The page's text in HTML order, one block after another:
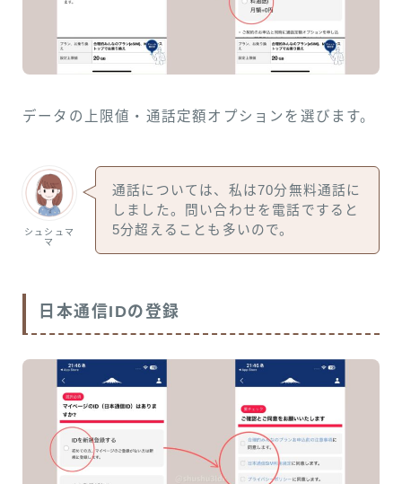
データの上限値・通話定額オプションを選びます。
シュシュマ
マ
通話については、私は70分無料通話に
しました。問い合わせを電話ですると
5分超えることも多いので。
日本通信IDの登録